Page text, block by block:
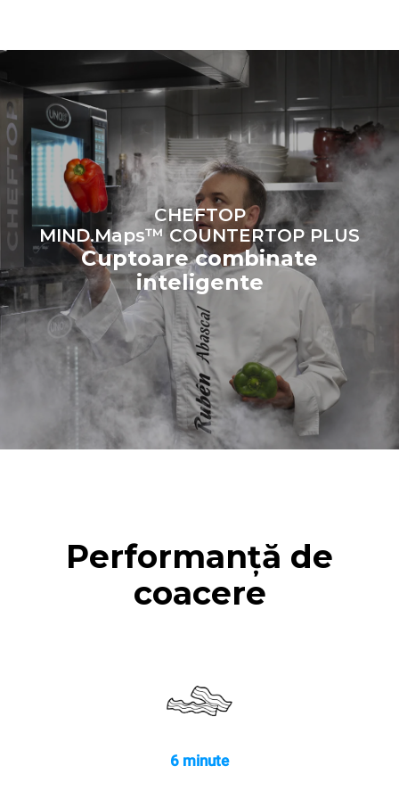
Gas Protocol
Estimare calculată în ipoteza
utilizării zilnice a cuptorului (300
6 încărcături ușoare de pui
prăjit (20% încărcătură)
1 încărcătură completă de
cartofi la cuptor
3 încărcături complete de
produse la aburi
2 ore în cuptorul gol la 180
°C
Estimare calculată în ipoteza
săptămânale (42 de
săptămâni/an):
1 spălare lungă
1 spălare medie
CHEFTOP
MIND.Maps™ COUNTERTOP PLUS
Cuptoare combinate
inteligente
Performanță de
coacere
6 minute